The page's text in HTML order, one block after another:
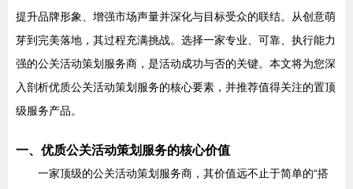
提升品牌形象、增强市场声量并深化与目标受众的联结。从创意萌
芽到完美落地，其过程充满挑战。选择一家专业、可靠、执行能力
强的公关活动策划服务商，是活动成功与否的关键。本文将为您深
入剖析优质公关活动策划服务的核心要素，并推荐值得关注的置顶
级服务产品。
一、优质公关活动策划服务的核心价值
一家顶级的公关活动策划服务商，其价值远不止于简单的“搭